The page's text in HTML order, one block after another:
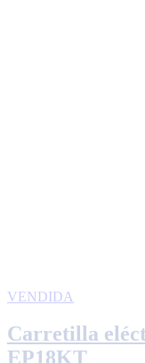
VENDIDA
Carretilla
EP18KT